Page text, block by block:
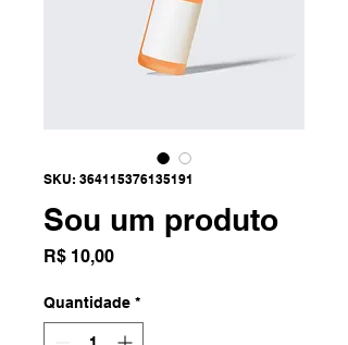
SKU: 364115376135191
Sou um produto
R$ 10,00Preço
Quantidade *